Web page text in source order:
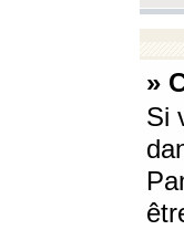
»
Si